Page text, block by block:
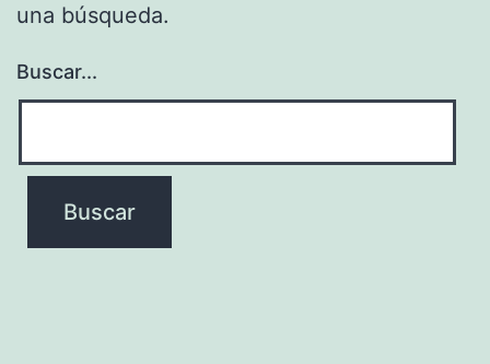
una búsqueda.
Buscar...